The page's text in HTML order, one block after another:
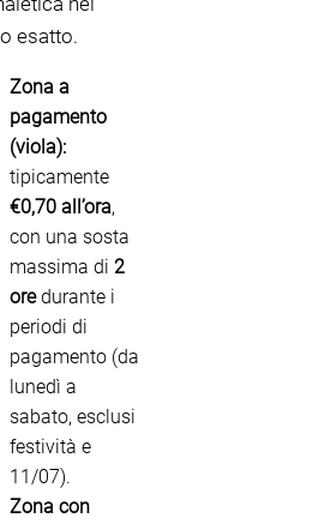
esatto.
Zona a
pagamento
(viola):
tipicamente
€0,70 all’ora,
con una sosta
massima di 2
oredurante i
periodi di
pagamento (da
lunedì a
sabato, esclusi
festività e
11/07).
Zona con